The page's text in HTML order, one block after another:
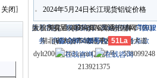
关闭〗
行情报价
2024年5月24日长江现货铝锭价格
行情报价
关于我们-联系我们-本站招聘-广告服
务- 商业合作-服务内容-服务条款
电话：(0714)8765286 传真：
(0714)8765285 电子邮件：
dylt2006@163.com QQ群号：558099248
213921375
大冶市灵通科技有限公司 @ （435100）
湖北省大冶市城北开发区新冶大道
版权所有 © 2006-2026灵通铝材网鄂ICP
备12005698号-1
51La